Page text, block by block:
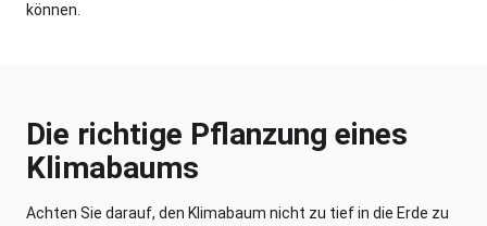
können.
Die richtige Pflanzung eines
Klimabaums
Achten Sie darauf, den Klimabaum nicht zu tief in die Erde zu